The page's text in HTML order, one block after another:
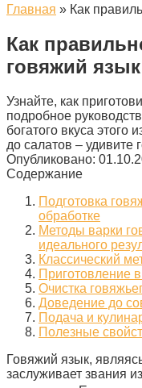
Главная » Как
Как
говяжий язык
Узнайте, как
подробное
богатого вкуса этого
до салатов – удивите
Опубликовано:
Содержание
Подготовка
обработке
Методы варки
идеального
Классический
Приготовление
Очистка
Доведение до
Подача и
Полезные
Говяжий язык,
заслуживает звания